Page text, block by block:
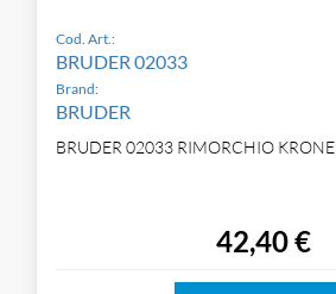
Cod. Art.:
BRUDER 02033
Brand:
BRUDER
BRUDER 02033 RIMORCHIO KRONE
42,40 €